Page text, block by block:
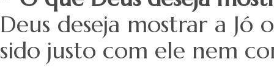
Deus deseja mostrar a
sido justo com ele nem